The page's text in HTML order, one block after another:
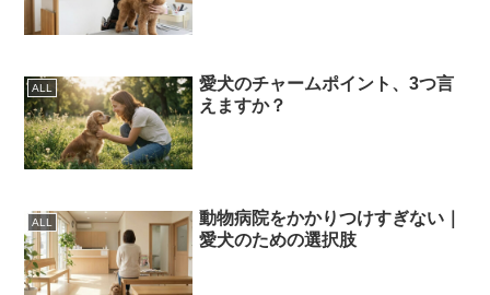
ALL
愛犬のチャームポイント、3つ言
えますか？
ALL
動物病院をかかりつけすぎない｜
愛犬のための選択肢